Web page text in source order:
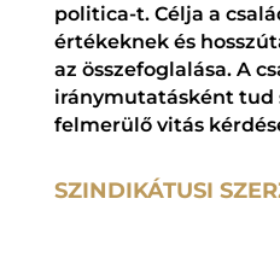
politica-t. Célja a
értékeknek és
az összefoglalása. A
iránymutatásként tud
felmerülő vitás
SZINDIKÁTUSI